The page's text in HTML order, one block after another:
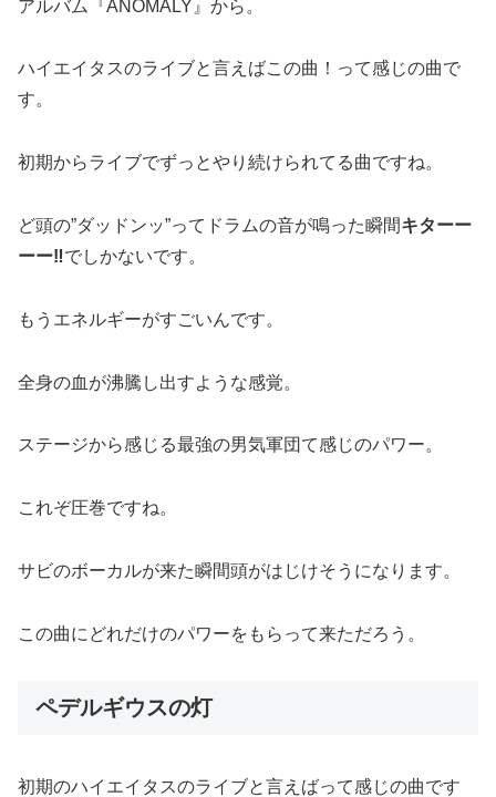
アルバム『ANOMALY』から。
ハイエイタスのライブと言えばこの曲！って感じの曲で
す。
初期からライブでずっとやり続けられてる曲ですね。
ど頭の”ダッドンッ”ってドラムの音が鳴った瞬間キターー
ーー‼︎でしかないです。
もうエネルギーがすごいんです。
全身の血が沸騰し出すような感覚。
ステージから感じる最強の男気軍団て感じのパワー。
これぞ圧巻ですね。
サビのボーカルが来た瞬間頭がはじけそうになります。
この曲にどれだけのパワーをもらって来ただろう。
ペデルギウスの灯
初期のハイエイタスのライブと言えばって感じの曲です